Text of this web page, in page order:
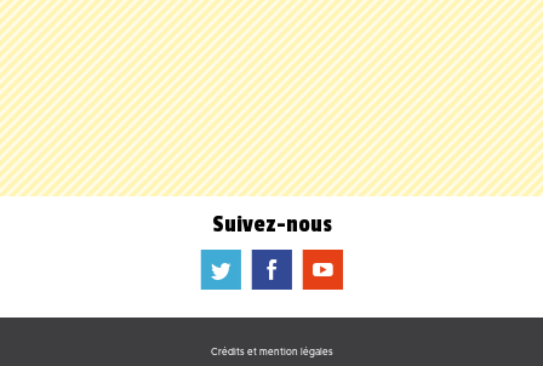
Suivez-nous
a b f
Crédits et mention légales